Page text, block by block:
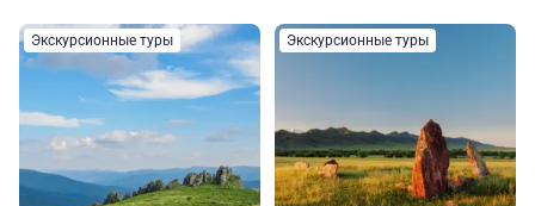
Экскурсионные туры Экскурсионные туры